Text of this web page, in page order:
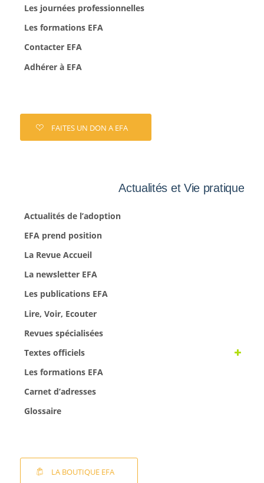
Les journées professionnelles
Les formations EFA
Contacter EFA
Adhérer à EFA
FAITES UN DON A EFA
Actualités et Vie pratique
Actualités de l’adoption
EFA prend position
La Revue Accueil
La newsletter EFA
Les publications EFA
Lire, Voir, Ecouter
Revues spécialisées
Textes officiels
Les formations EFA
Carnet d’adresses
Glossaire
LA BOUTIQUE EFA